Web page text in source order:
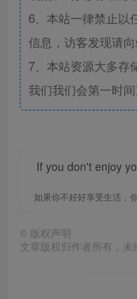
6、本站一律禁止以
信息，访客发现请
7、本站资源大多存
我们我们会第一时间
If you don't enjoy
如果你不好好享受生活，
© 版权声明
文章版权归作者所有，未